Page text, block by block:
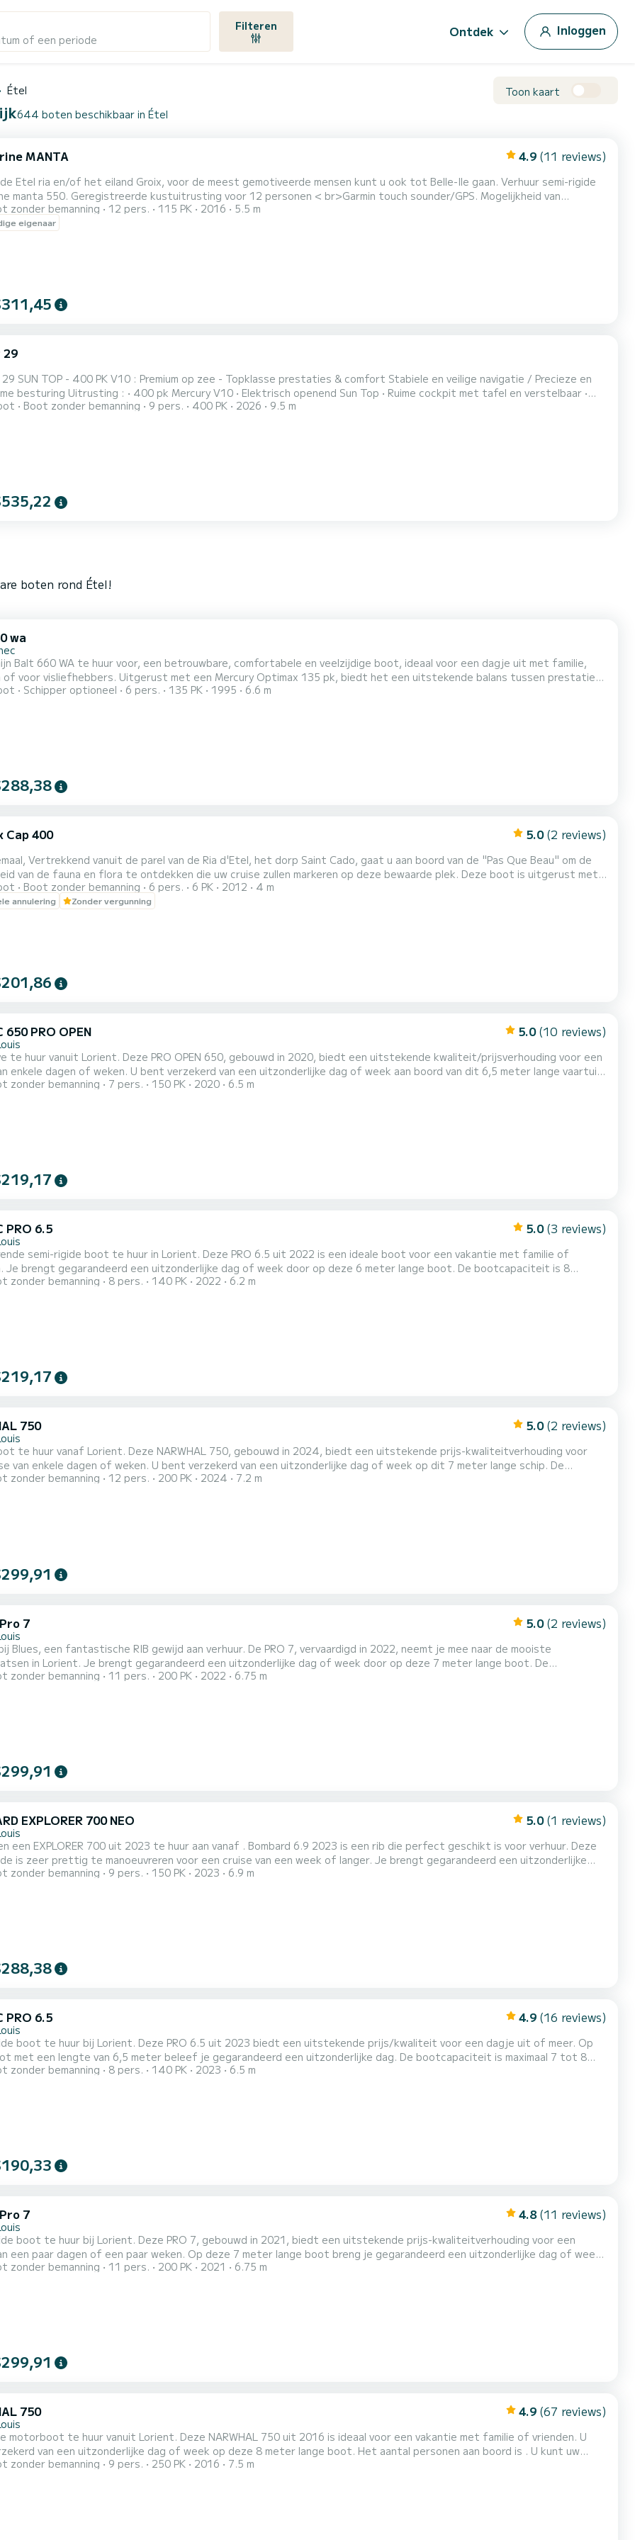
of een periode
Filteren Ontdek Inloggen
Étel Toon kaart
644 boten beschikbaar in Étel
MANTA 4.9 (11 reviews)
Etel ria en/of het eiland Groix, voor de meest gemotiveerde mensen kunt u ook tot Belle-Ile gaan. Verhuur semi-rigide
manta 550. Geregistreerde kustuitrusting voor 12 personen < br>Garmin touch sounder/GPS. Mogelijkheid van
boei of waterski als optie. 115 pk motor suzuki. Hengelhouders. Vertrek vanuit de haven van Etel.
zonder bemanning 12 pers. 115 PK 2016 5.5 m
eigenaar
29
V10 : Premium op zee - Topklasse prestaties & comfort Stabiele en veilige navigatie / Precieze en
• Elektrisch openend Sun Top • Ruime cockpit met tafel en verstelbaar •
+ achter) • Zwemtrap • Koelkast • Spoelbak en cockpitdouche • Clarion audiosysteem • Elektrisch ankerlier •
Boot zonder bemanning 9 pers. 400 PK 2026 9.5 m
boten rond Étel!
wa
Balt 660 WA te huur voor, een betrouwbare, comfortabele en veelzijdige boot, ideaal voor een dagje uit met familie,
met een Mercury Optimax 135 pk, biedt het een uitstekende balans tussen prestaties,
varen en brandstofverbruik. De boot heeft een kleine cabine, veel opbergruimte, een fishfinder en meerdere
Schipper optioneel 6 pers. 135 PK 1995 6.6 m
Cap 400 5.0 (2 reviews)
u aan boord van de "Pas Que Beau" om de
van de fauna en flora te ontdekken die uw cruise zullen markeren op deze bewaarde plek. Deze boot is uitgerust met
en vereist geen vergunning of bijzondere maritieme vaardigheden. Beginners zijn daarom welkom! Vertrek vindt
elk moment van het getij. Maar de opstaplocaties verschillen afhankelijk van het tijdstip van de dag, dus...
Boot zonder bemanning 6 pers. 6 PK 2012 4 m
annulering Zonder vergunning
650 PRO OPEN 5.0 (10 reviews)
te huur vanuit Lorient. Deze PRO OPEN 650, gebouwd in 2020, biedt een uitstekende kwaliteit/prijsverhouding voor een
enkele dagen of weken. U bent verzekerd van een uitzonderlijke dag of week aan boord van dit 6,5 meter lange vaartuig.
is 6 personen. U kunt uw reserveringsaanvraag naar ons sturen op SamBoat!
zonder bemanning 7 pers. 150 PK 2020 6.5 m
PRO 6.5 5.0 (3 reviews)
semi-rigide boot te huur in Lorient. Deze PRO 6.5 uit 2022 is een ideale boot voor een vakantie met familie of
Je brengt gegarandeerd een uitzonderlijke dag of week door op deze 6 meter lange boot. De bootcapaciteit is 8
Eenzonder bemanning 8 pers. 140 PK 2022 6.2 m
750 5.0 (2 reviews)
te huur vanaf Lorient. Deze NARWHAL 750, gebouwd in 2024, biedt een uitstekende prijs-kwaliteitverhouding voor
van enkele dagen of weken. U bent verzekerd van een uitzonderlijke dag of week op dit 7 meter lange schip. De
van het schip is personen. Wij nodigen u uit om rechtstreeks een verzoek bij ons in te dienen op het platform
zonder bemanning 12 pers. 200 PK 2024 7.2 m
7 5.0 (2 reviews)
Blues, een fantastische RIB gewijd aan verhuur. De PRO 7, vervaardigd in 2022, neemt je mee naar de mooiste
in Lorient. Je brengt gegarandeerd een uitzonderlijke dag of week door op deze 7 meter lange boot. De
u vragen heeft over de boot of de huurvoorwaarden, kunt u een bericht sturen via het
zonder bemanning 11 pers. 200 PK 2022 6.75 m
EXPLORER 700 NEO 5.0 (1 reviews)
een EXPLORER 700 uit 2023 te huur aan vanaf . Bombard 6.9 2023 is een rib die perfect geschikt is voor verhuur. Deze
is zeer prettig te manoeuvreren voor een cruise van een week of langer. Je brengt gegarandeerd een uitzonderlijke
door op deze 7 meter lange boot. De bootcapaciteit is 8 personen.
zonder bemanning 9 pers. 150 PK 2023 6.9 m
PRO 6.5 4.9 (16 reviews)
boot te huur bij Lorient. Deze PRO 6.5 uit 2023 biedt een uitstekende prijs/kwaliteit voor een dagje uit of meer. Op
met een lengte van 6,5 meter beleef je gegarandeerd een uitzonderlijke dag. De bootcapaciteit is maximaal 7 tot 8
onze bestezonder bemanning 8 pers. 140 PK 2023 6.5 m
7 4.8 (11 reviews)
boot te huur bij Lorient. Deze PRO 7, gebouwd in 2021, biedt een uitstekende prijs-kwaliteitverhouding voor een
een paar dagen of een paar weken. Op deze 7 meter lange boot breng je gegarandeerd een uitzonderlijke dag of week
personen. Aarzel niet om contact met ons op te nemen voor elke offerteaanvraag, u wordt begeleid
zonder bemanning 11 pers. 200 PK 2021 6.75 m
750 4.9 (67 reviews)
motorboot te huur vanuit Lorient. Deze NARWHAL 750 uit 2016 is ideaal voor een vakantie met familie of vrienden. U
van een uitzonderlijke dag of week op deze 8 meter lange boot. Het aantal personen aan boord is . U kunt uw
naar ons sturen op SamBoat!
zonder bemanning 9 pers. 250 PK 2016 7.5 m